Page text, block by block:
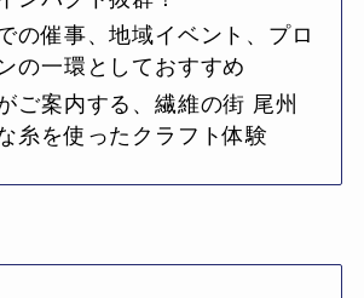
の催事、地域イベント、プロ
の一環としておすすめ
ご案内する、繊維の街 尾州
糸を使ったクラフト体験